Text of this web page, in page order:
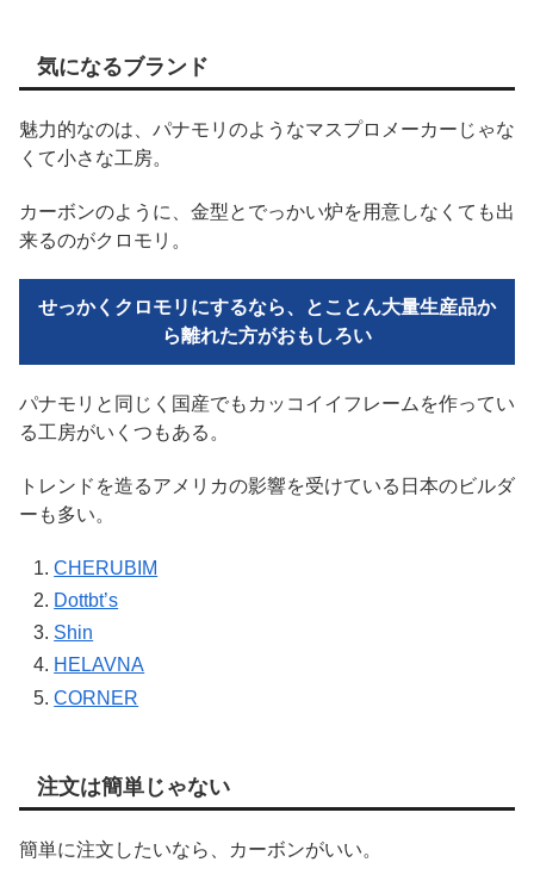
気になるブランド
魅力的なのは、パナモリのようなマスプロメーカーじゃな
くて小さな工房。
カーボンのように、金型とでっかい炉を用意しなくても出
来るのがクロモリ。
せっかくクロモリにするなら、とことん大量生産品か
ら離れた方がおもしろい
パナモリと同じく国産でもカッコイイフレームを作ってい
る工房がいくつもある。
トレンドを造るアメリカの影響を受けている日本のビルダ
ーも多い。
CHERUBIM
Dottbt’s
Shin
HELAVNA
CORNER
注文は簡単じゃない
簡単に注文したいなら、カーボンがいい。